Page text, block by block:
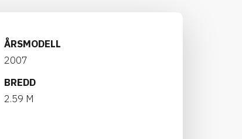
ÅRSMODELL
2007
BREDD
2.59 M